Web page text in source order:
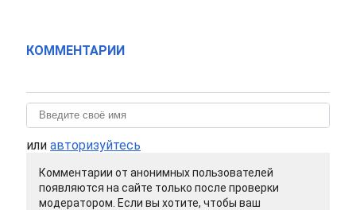
КОММЕНТАРИИ
или авторизуйтесь
Комментарии от анонимных пользователей
появляются на сайте только после проверки
модератором. Если вы хотите, чтобы ваш